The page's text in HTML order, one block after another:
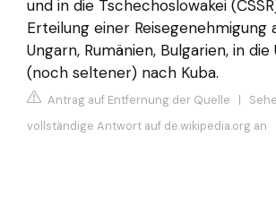
und in die Tschechoslowakei
Erteilung einer Reisegenehmigung
Ungarn, Rumänien, Bulgarien, in die
(noch seltener) nach Kuba.
Antrag auf Entfernung der Quelle |
vollständige Antwort auf de.wikipedia.org an